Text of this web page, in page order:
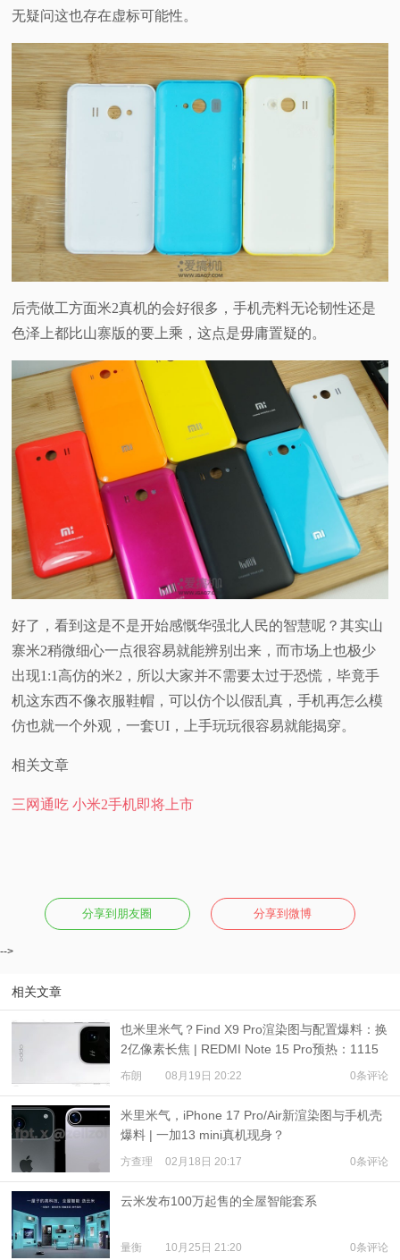
无疑问这也存在虚标可能性。
后壳做工方面米2真机的会好很多，手机壳料无论韧性还是
色泽上都比山寨版的要上乘，这点是毋庸置疑的。
好了，看到这是不是开始感慨华强北人民的智慧呢？其实山
寨米2稍微细心一点很容易就能辨别出来，而市场上也极少
出现1:1高仿的米2，所以大家并不需要太过于恐慌，毕竟手
机这东西不像衣服鞋帽，可以仿个以假乱真，手机再怎么模
仿也就一个外观，一套UI，上手玩玩很容易就能揭穿。
相关文章
三网通吃 小米2手机即将上市
分享到朋友圈 分享到微博
-->
相关文章
也米里米气？Find X9 Pro渲染图与配置爆料：换
2亿像素长焦 | REDMI Note 15 Pro预热：1115
对称双扬
布朗 08月19日 20:22 0条评论
米里米气，iPhone 17 Pro/Air新渲染图与手机壳
爆料 | 一加13 mini真机现身？
方查理 02月18日 20:17 0条评论
云米发布100万起售的全屋智能套系
量衡 10月25日 21:20 0条评论